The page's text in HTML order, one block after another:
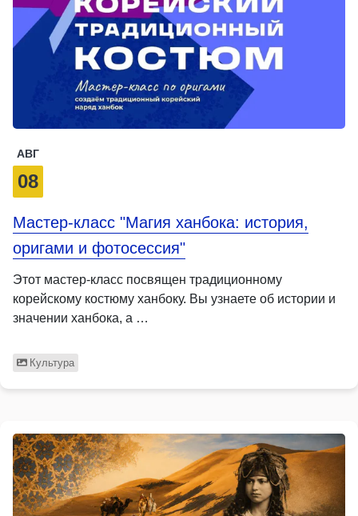
АВГ
08
Мастер-класс "Магия ханбока: история,
оригами и фотосессия"
Этот мастер-класс посвящен традиционному
корейскому костюму ханбоку. Вы узнаете об истории и
значении ханбока, а …
Культура